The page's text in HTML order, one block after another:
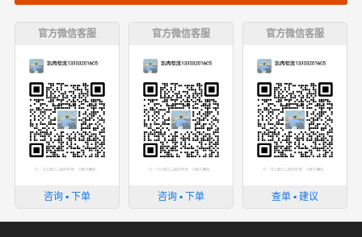
官方微信客服
咨询 ▪ 下单
官方微信客服
咨询 ▪ 下单
官方微信客服
查单 ▪ 建议